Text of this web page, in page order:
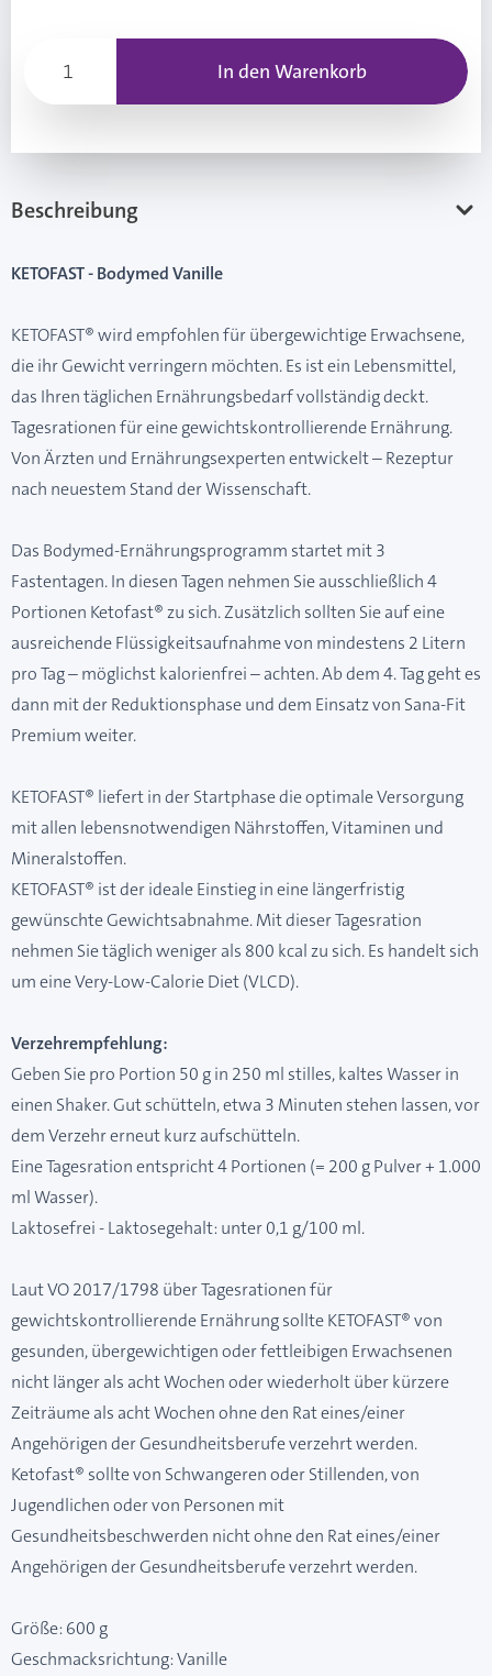
In den Warenkorb
Beschreibung
KETOFAST - Bodymed Vanille
KETOFAST® wird empfohlen für übergewichtige Erwachsene,
die ihr Gewicht verringern möchten. Es ist ein Lebensmittel,
das Ihren täglichen Ernährungsbedarf vollständig deckt.
Tagesrationen für eine gewichtskontrollierende Ernährung.
Von Ärzten und Ernährungsexperten entwickelt – Rezeptur
nach neuestem Stand der Wissenschaft.
Das Bodymed-Ernährungsprogramm startet mit 3
Fastentagen. In diesen Tagen nehmen Sie ausschließlich 4
Portionen Ketofast® zu sich. Zusätzlich sollten Sie auf eine
ausreichende Flüssigkeitsaufnahme von mindestens 2 Litern
pro Tag – möglichst kalorienfrei – achten. Ab dem 4. Tag geht es
dann mit der Reduktionsphase und dem Einsatz von Sana-Fit
Premium weiter.
KETOFAST® liefert in der Startphase die optimale Versorgung
mit allen lebensnotwendigen Nährstoffen, Vitaminen und
Mineralstoffen.
KETOFAST® ist der ideale Einstieg in eine längerfristig
gewünschte Gewichtsabnahme. Mit dieser Tagesration
nehmen Sie täglich weniger als 800 kcal zu sich. Es handelt sich
um eine Very-Low-Calorie Diet (VLCD).
Verzehrempfehlung:
Geben Sie pro Portion 50 g in 250 ml stilles, kaltes Wasser in
einen Shaker. Gut schütteln, etwa 3 Minuten stehen lassen, vor
dem Verzehr erneut kurz aufschütteln.
Eine Tagesration entspricht 4 Portionen (= 200 g Pulver + 1.000
ml Wasser).
Laktosefrei - Laktosegehalt: unter 0,1 g/100 ml.
Laut VO 2017/1798 über Tagesrationen für
gewichtskontrollierende Ernährung sollte KETOFAST® von
gesunden, übergewichtigen oder fettleibigen Erwachsenen
nicht länger als acht Wochen oder wiederholt über kürzere
Zeiträume als acht Wochen ohne den Rat eines/einer
Angehörigen der Gesundheitsberufe verzehrt werden.
Ketofast® sollte von Schwangeren oder Stillenden, von
Jugendlichen oder von Personen mit
Gesundheitsbeschwerden nicht ohne den Rat eines/einer
Angehörigen der Gesundheitsberufe verzehrt werden.
Größe: 600 g
Geschmacksrichtung: Vanille